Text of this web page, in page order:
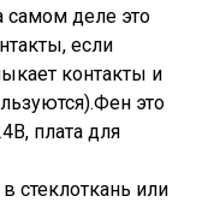
самом деле это
если
контакты и
это
плата для
стеклоткань или